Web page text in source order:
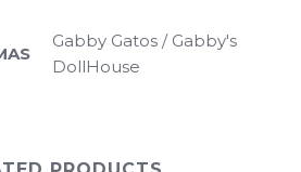
Gabby Gatos / Gabby's
DollHouse